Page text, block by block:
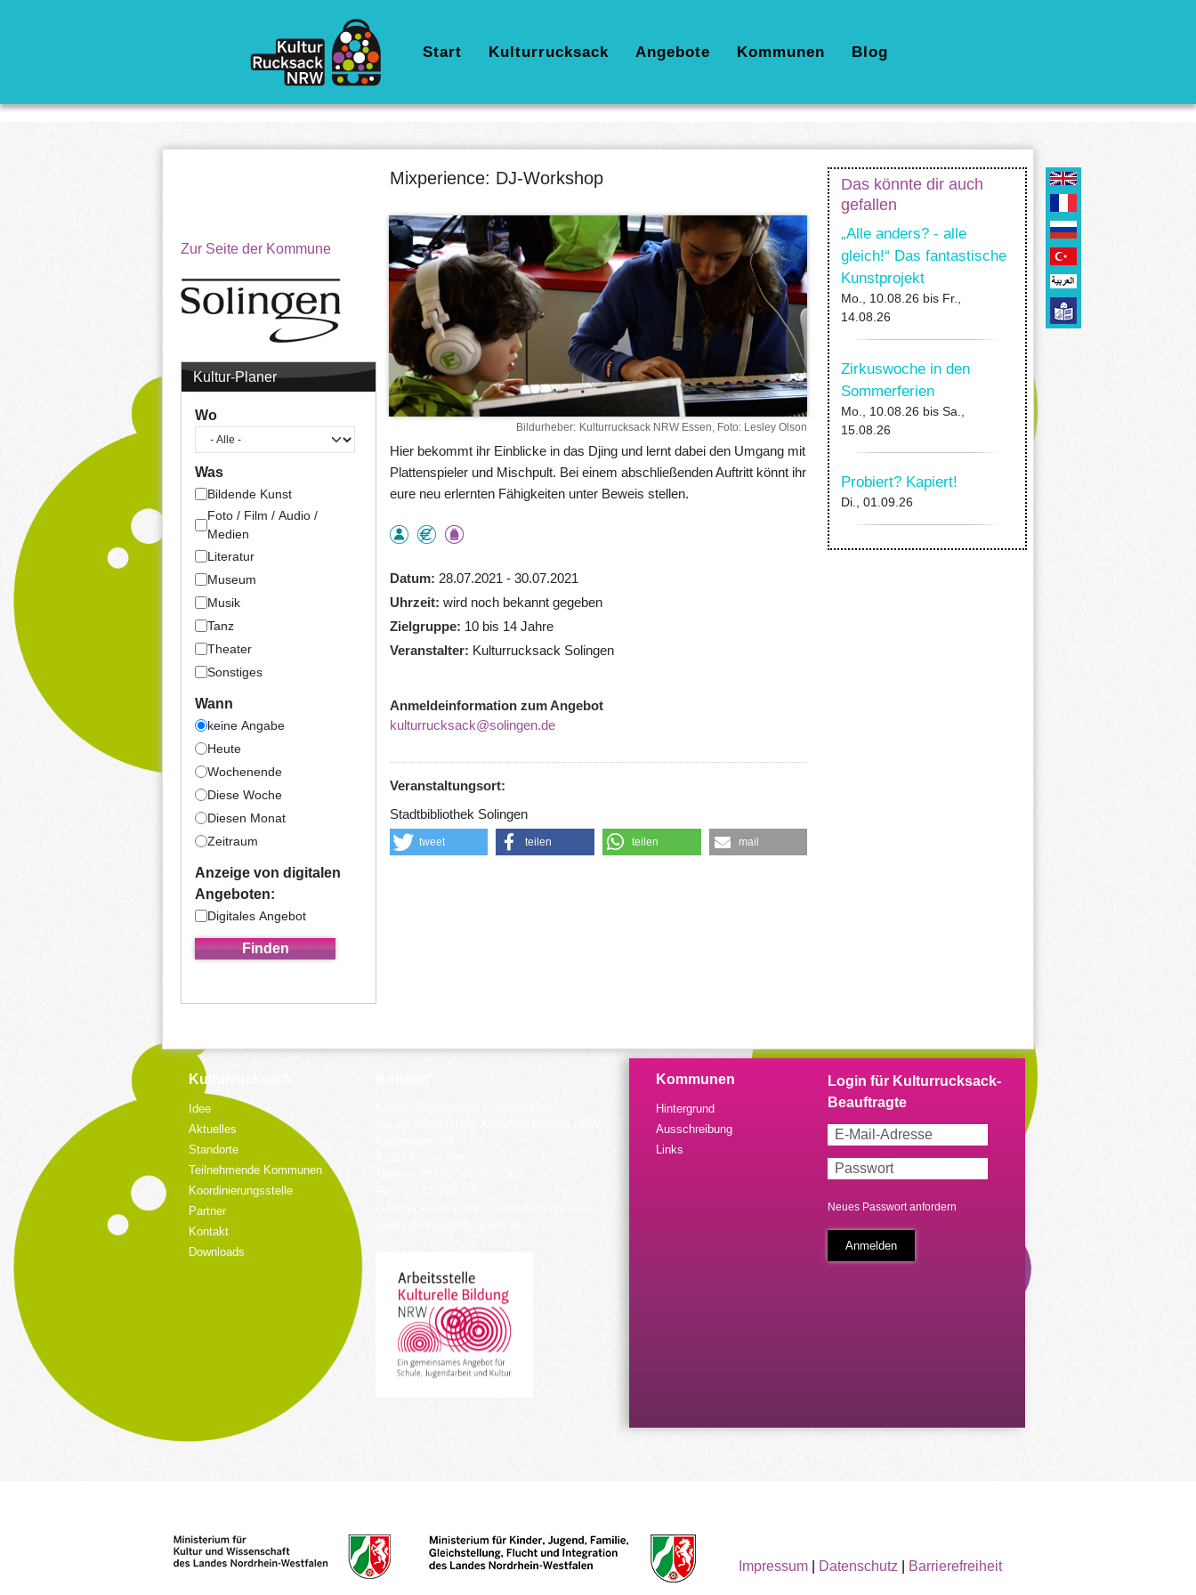
Hauptnavigation
Start Kulturrucksack Angebote Kommunen Blog
Zur Seite der Kommune
Kultur-Planer
Wo
Was
Bildende Kunst
Foto / Film / Audio /
Medien
Literatur
Museum
Musik
Tanz
Theater
Sonstiges
Wann
keine Angabe
Heute
Wochenende
Diese Woche
Diesen Monat
Zeitraum
Anzeige von digitalen
Angeboten:
Digitales Angebot
Mixperience: DJ-Workshop
Bildurheber Kulturrucksack NRW Essen, Foto: Lesley Olson
Hier bekommt ihr Einblicke in das Djing und lernt dabei den Umgang mit
Plattenspieler und Mischpult. Bei einem abschließenden Auftritt könnt ihr
eure neu erlernten Fähigkeiten unter Beweis stellen.
Datum
28.07.2021 - 30.07.2021
Uhrzeit wird noch bekannt gegeben
Zielgruppe
10 bis 14 Jahre
Veranstalter
Kulturrucksack Solingen
Anmeldeinformation zum Angebot
kulturrucksack@solingen.de
Veranstaltungsort:
Stadtbibliothek Solingen
tweet teilen teilen mail
Das könnte dir auch
gefallen
„Alle anders? - alle
gleich!“ Das fantastische
Kunstprojekt
Mo., 10.08.26 bis Fr.,
14.08.26
Zirkuswoche in den
Sommerferien
Mo., 10.08.26 bis Sa.,
15.08.26
Probiert? Kapiert!
Di., 01.09.26
Kulturrucksack
Idee
Aktuelles
Standorte
Teilnehmende Kommunen
Koordinierungsstelle
Partner
Kontakt
Downloads
Kommunen
Hintergrund
Ausschreibung
Links
Neues Passwort anfordern
Impressum| Datenschutz Barrierefreiheit